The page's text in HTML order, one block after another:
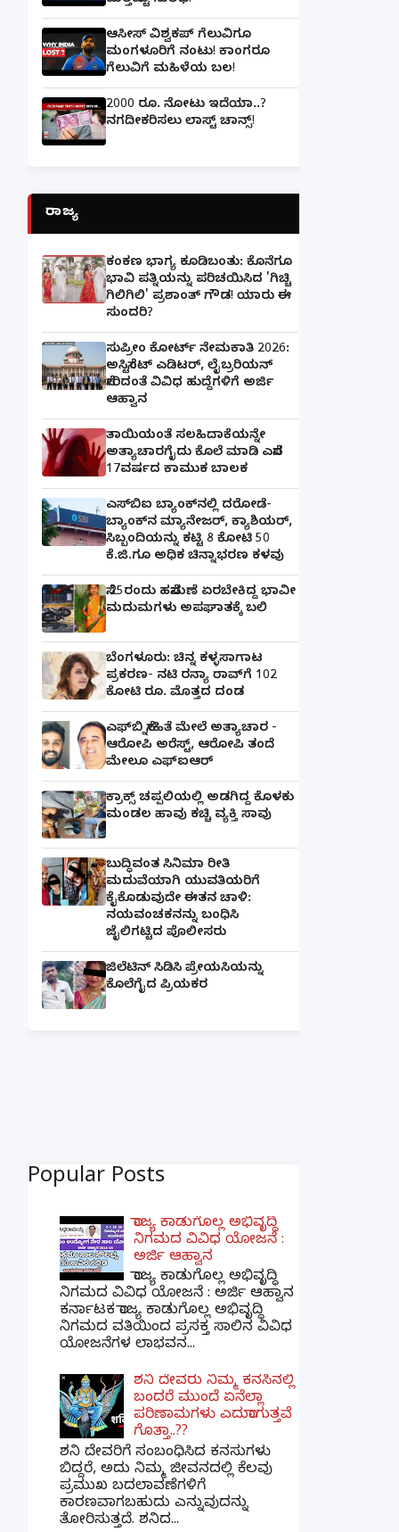
ಆಸೀಸ್ ವಿಶ್ವಕಪ್ ಗೆಲುವಿಗೂ
ಮಂಗಳೂರಿಗೆ ನಂಟು! ಕಾಂಗರೂ
ಗೆಲುವಿಗೆ ಮಹಿಳೆಯ ಬಲ!
2000 ರೂ. ನೋಟು ಇದೆಯಾ..?
ನಗದೀಕರಿಸಲು ಲಾಸ್ಟ್‌ ಚಾನ್ಸ್‌!
ರಾಜ್ಯ
ಕಂಕಣ ಭಾಗ್ಯ ಕೂಡಿಬಂತು: ಕೊನೆಗೂ
ಭಾವಿ ಪತ್ನಿಯನ್ನು ಪರಿಚಯಿಸಿದ 'ಗಿಚ್ಚಿ
ಗಿಲಿಗಿಲಿ' ಪ್ರಶಾಂತ್ ಗೌಡ! ಯಾರು ಈ
ಸುಂದರಿ?
ಸುಪ್ರೀಂ ಕೋರ್ಟ್ ನೇಮಕಾತಿ 2026:
ಅಸಿಸ್ಟೆಂಟ್ ಎಡಿಟರ್, ಲೈಬ್ರರಿಯನ್
ಸೇರಿದಂತೆ ವಿವಿಧ ಹುದ್ದೆಗಳಿಗೆ ಅರ್ಜಿ
ಆಹ್ವಾನ
ತಾಯಿಯಂತೆ ಸಲಹಿದಾಕೆಯನ್ನೇ
ಅತ್ಯಾಚಾರಗೈದು ಕೊಲೆ ಮಾಡಿ ಎಸೆದ
17ವರ್ಷದ ಕಾಮುಕ ಬಾಲಕ
ಎಸ್‌ಬಿಐ ಬ್ಯಾಂಕ್‌ನಲ್ಲಿ‌ ದರೋಡೆ-
ಬ್ಯಾಂಕ್​ನ ಮ್ಯಾನೇಜರ್‌, ಕ್ಯಾಶಿಯರ್‌,
ಸಿಬ್ಬಂದಿಯನ್ನು ಕಟ್ಟಿ 8 ಕೋಟಿ 50
ಕೆ.ಜಿ.ಗೂ ಅಧಿಕ ಚಿನ್ನಾಭರಣ ಕಳವು
ಸೆ.25ರಂದು ಹಸೆಮಣೆ ಏರಬೇಕಿದ್ದ ಭಾವೀ
ಮದುಮಗಳು ಅಪಘಾತಕ್ಕೆ ಬಲಿ
ಬೆಂಗಳೂರು: ಚಿನ್ನ ಕಳ್ಳಸಾಗಾಟ
ಪ್ರಕರಣ- ನಟಿ ರನ್ಯಾ ರಾವ್‌ಗೆ 102
ಕೋಟಿ ರೂ. ಮೊತ್ತದ ದಂಡ
ಎಫ್‌ಬಿ ಸ್ನೇಹಿತೆ ಮೇಲೆ ಅತ್ಯಾಚಾರ -
ಆರೋಪಿ ಅರೆಸ್ಟ್, ಆರೋಪಿ ತಂದೆ
ಮೇಲೂ ಎಫ್ಐಆರ್
ಕ್ರಾಕ್ಸ್ ಚಪ್ಪಲಿಯಲ್ಲಿ ಅಡಗಿದ್ದ ಕೊಳಕು
ಮಂಡಲ ಹಾವು ಕಚ್ಚಿ ವ್ಯಕ್ತಿ ಸಾವು
ಬುದ್ಧಿವಂತ ಸಿನಿಮಾ ರೀತಿ
ಮದುವೆಯಾಗಿ ಯುವತಿಯರಿಗೆ
ಕೈಕೊಡುವುದೇ ಈತನ ಚಾಳಿ:
ನಯವಂಚಕನನ್ನು ಬಂಧಿಸಿ
ಜೈಲಿಗಟ್ಟಿದ ಪೊಲೀಸರು
ಜಿಲೆಟಿನ್ ಸಿಡಿಸಿ ಪ್ರೇಯಸಿಯನ್ನು
ಕೊಲೆಗೈದ ಪ್ರಿಯಕರ
Popular Posts
ರಾಜ್ಯ ಕಾಡುಗೊಲ್ಲ ಅಭಿವೃದ್ಧಿ
ನಿಗಮದ ವಿವಿಧ ಯೋಜನೆ :
ಅರ್ಜಿ ಆಹ್ವಾನ
ರಾಜ್ಯ ಕಾಡುಗೊಲ್ಲ ಅಭಿವೃದ್ಧಿ
ನಿಗಮದ ವಿವಿಧ ಯೋಜನೆ : ಅರ್ಜಿ ಆಹ್ವಾನ
ಕರ್ನಾಟಕ ರಾಜ್ಯ ಕಾಡುಗೊಲ್ಲ ಅಭಿವೃದ್ಧಿ
ನಿಗಮದ ವತಿಯಿಂದ ಪ್ರಸಕ್ತ ಸಾಲಿನ ವಿವಿಧ
ಯೋಜನೆಗಳ ಲಾಭವನ...
ಶನಿ ದೇವರು ನಿಮ್ಮ ಕನಸಿನಲ್ಲಿ
ಬಂದರೆ ಮುಂದೆ ಏನೆಲ್ಲಾ
ಪರಿಣಾಮಗಳು ಎದುರಾಗುತ್ತವೆ
ಗೊತ್ತಾ..??
ಶನಿ ದೇವರಿಗೆ ಸಂಬಂಧಿಸಿದ ಕನಸುಗಳು
ಬಿದ್ದರೆ, ಅದು ನಿಮ್ಮ ಜೀವನದಲ್ಲಿ ಕೆಲವು
ಪ್ರಮುಖ ಬದಲಾವಣೆಗಳಿಗೆ
ಕಾರಣವಾಗಬಹುದು ಎನ್ನುವುದನ್ನು
ತೋರಿಸುತ್ತದೆ. ಶನಿದ...